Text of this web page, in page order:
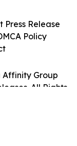
Affinity Group
All Rights
Press Release
Policy